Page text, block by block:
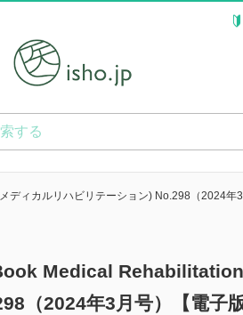
ィカルリハビリテーション) No.298（2024年3
Medical
（2024年3月号）【電子版